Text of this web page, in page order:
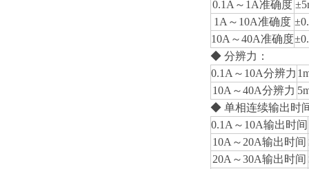
0.1A～1A准确度
1A～10A准确度
10A～40A准确度
◆ 分辨力：
0.1A～10A分辨力
10A～40A分辨力
◆ 单相连续输出时
0.1A～10A输出时间
10A～20A输出时间
20A～30A输出时间